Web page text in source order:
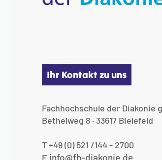
Ihr Kontakt zu uns
Fachhochschule der Diakonie
Bethelweg 8 · 33617 Bielefeld
T +49 (0) 521 /144 - 2700
E info@fh-diakonie.de